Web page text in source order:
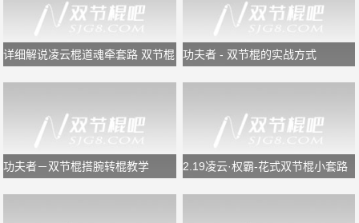
详细解说凌云棍道魂牵套路 双节棍
功夫者 - 双节棍的实战方式
功夫者－双节棍搭腕转棍教学
2.19凌云·权霸-花式双节棍小套路